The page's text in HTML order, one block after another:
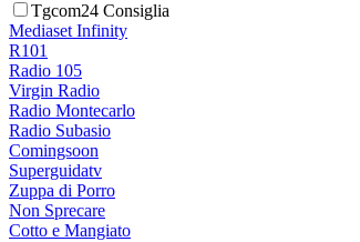
Tgcom24 Consiglia
Mediaset Infinity
R101
Radio 105
Virgin Radio
Radio Montecarlo
Radio Subasio
Comingsoon
Superguidatv
Zuppa di Porro
Non Sprecare
Cotto e Mangiato